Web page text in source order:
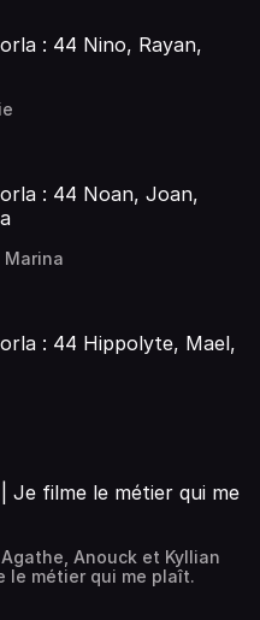
: 44 Nino, Rayan,
: 44 Noan, Joan,
: 44 Hippolyte, Mael,
Je filme le métier qui me
Anouck et Kyllian
le métier qui me plaît.